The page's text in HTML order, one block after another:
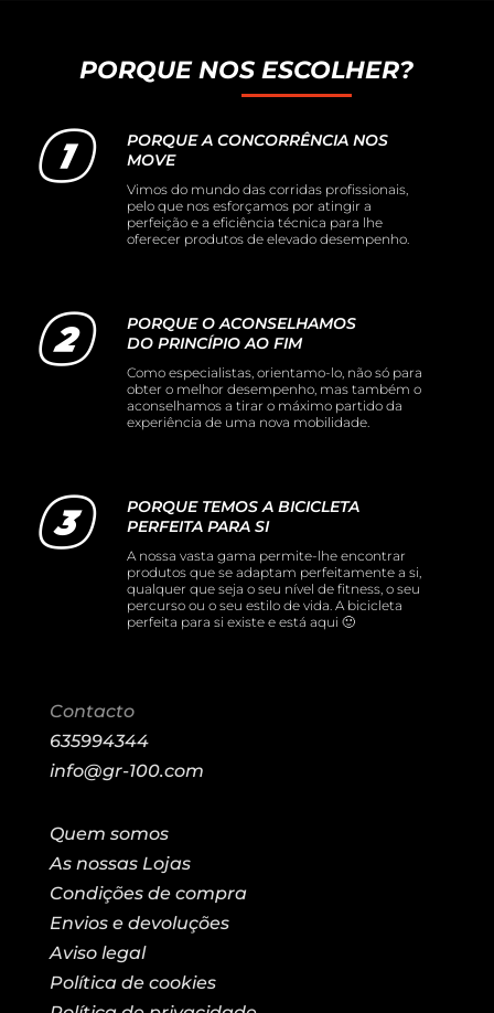
PORQUE NOS ESCOLHER?
PORQUE A CONCORRÊNCIA NOS
MOVE
Vimos do mundo das corridas profissionais,
pelo que nos esforçamos por atingir a
perfeição e a eficiência técnica para lhe
oferecer produtos de elevado desempenho.
PORQUE O ACONSELHAMOS
DO PRINCÍPIO AO FIM
Como especialistas, orientamo-lo, não só para
obter o melhor desempenho, mas também o
aconselhamos a tirar o máximo partido da
experiência de uma nova mobilidade.
PORQUE TEMOS A BICICLETA
PERFEITA PARA SI
A nossa vasta gama permite-lhe encontrar
produtos que se adaptam perfeitamente a si,
qualquer que seja o seu nível de fitness, o seu
percurso ou o seu estilo de vida. A bicicleta
perfeita para si existe e está aqui 🙂
Contacto
635994344
info@gr-100.com
Quem somos
As nossas Lojas
Condições de compra
Envios e devoluções
Aviso legal
Política de cookies